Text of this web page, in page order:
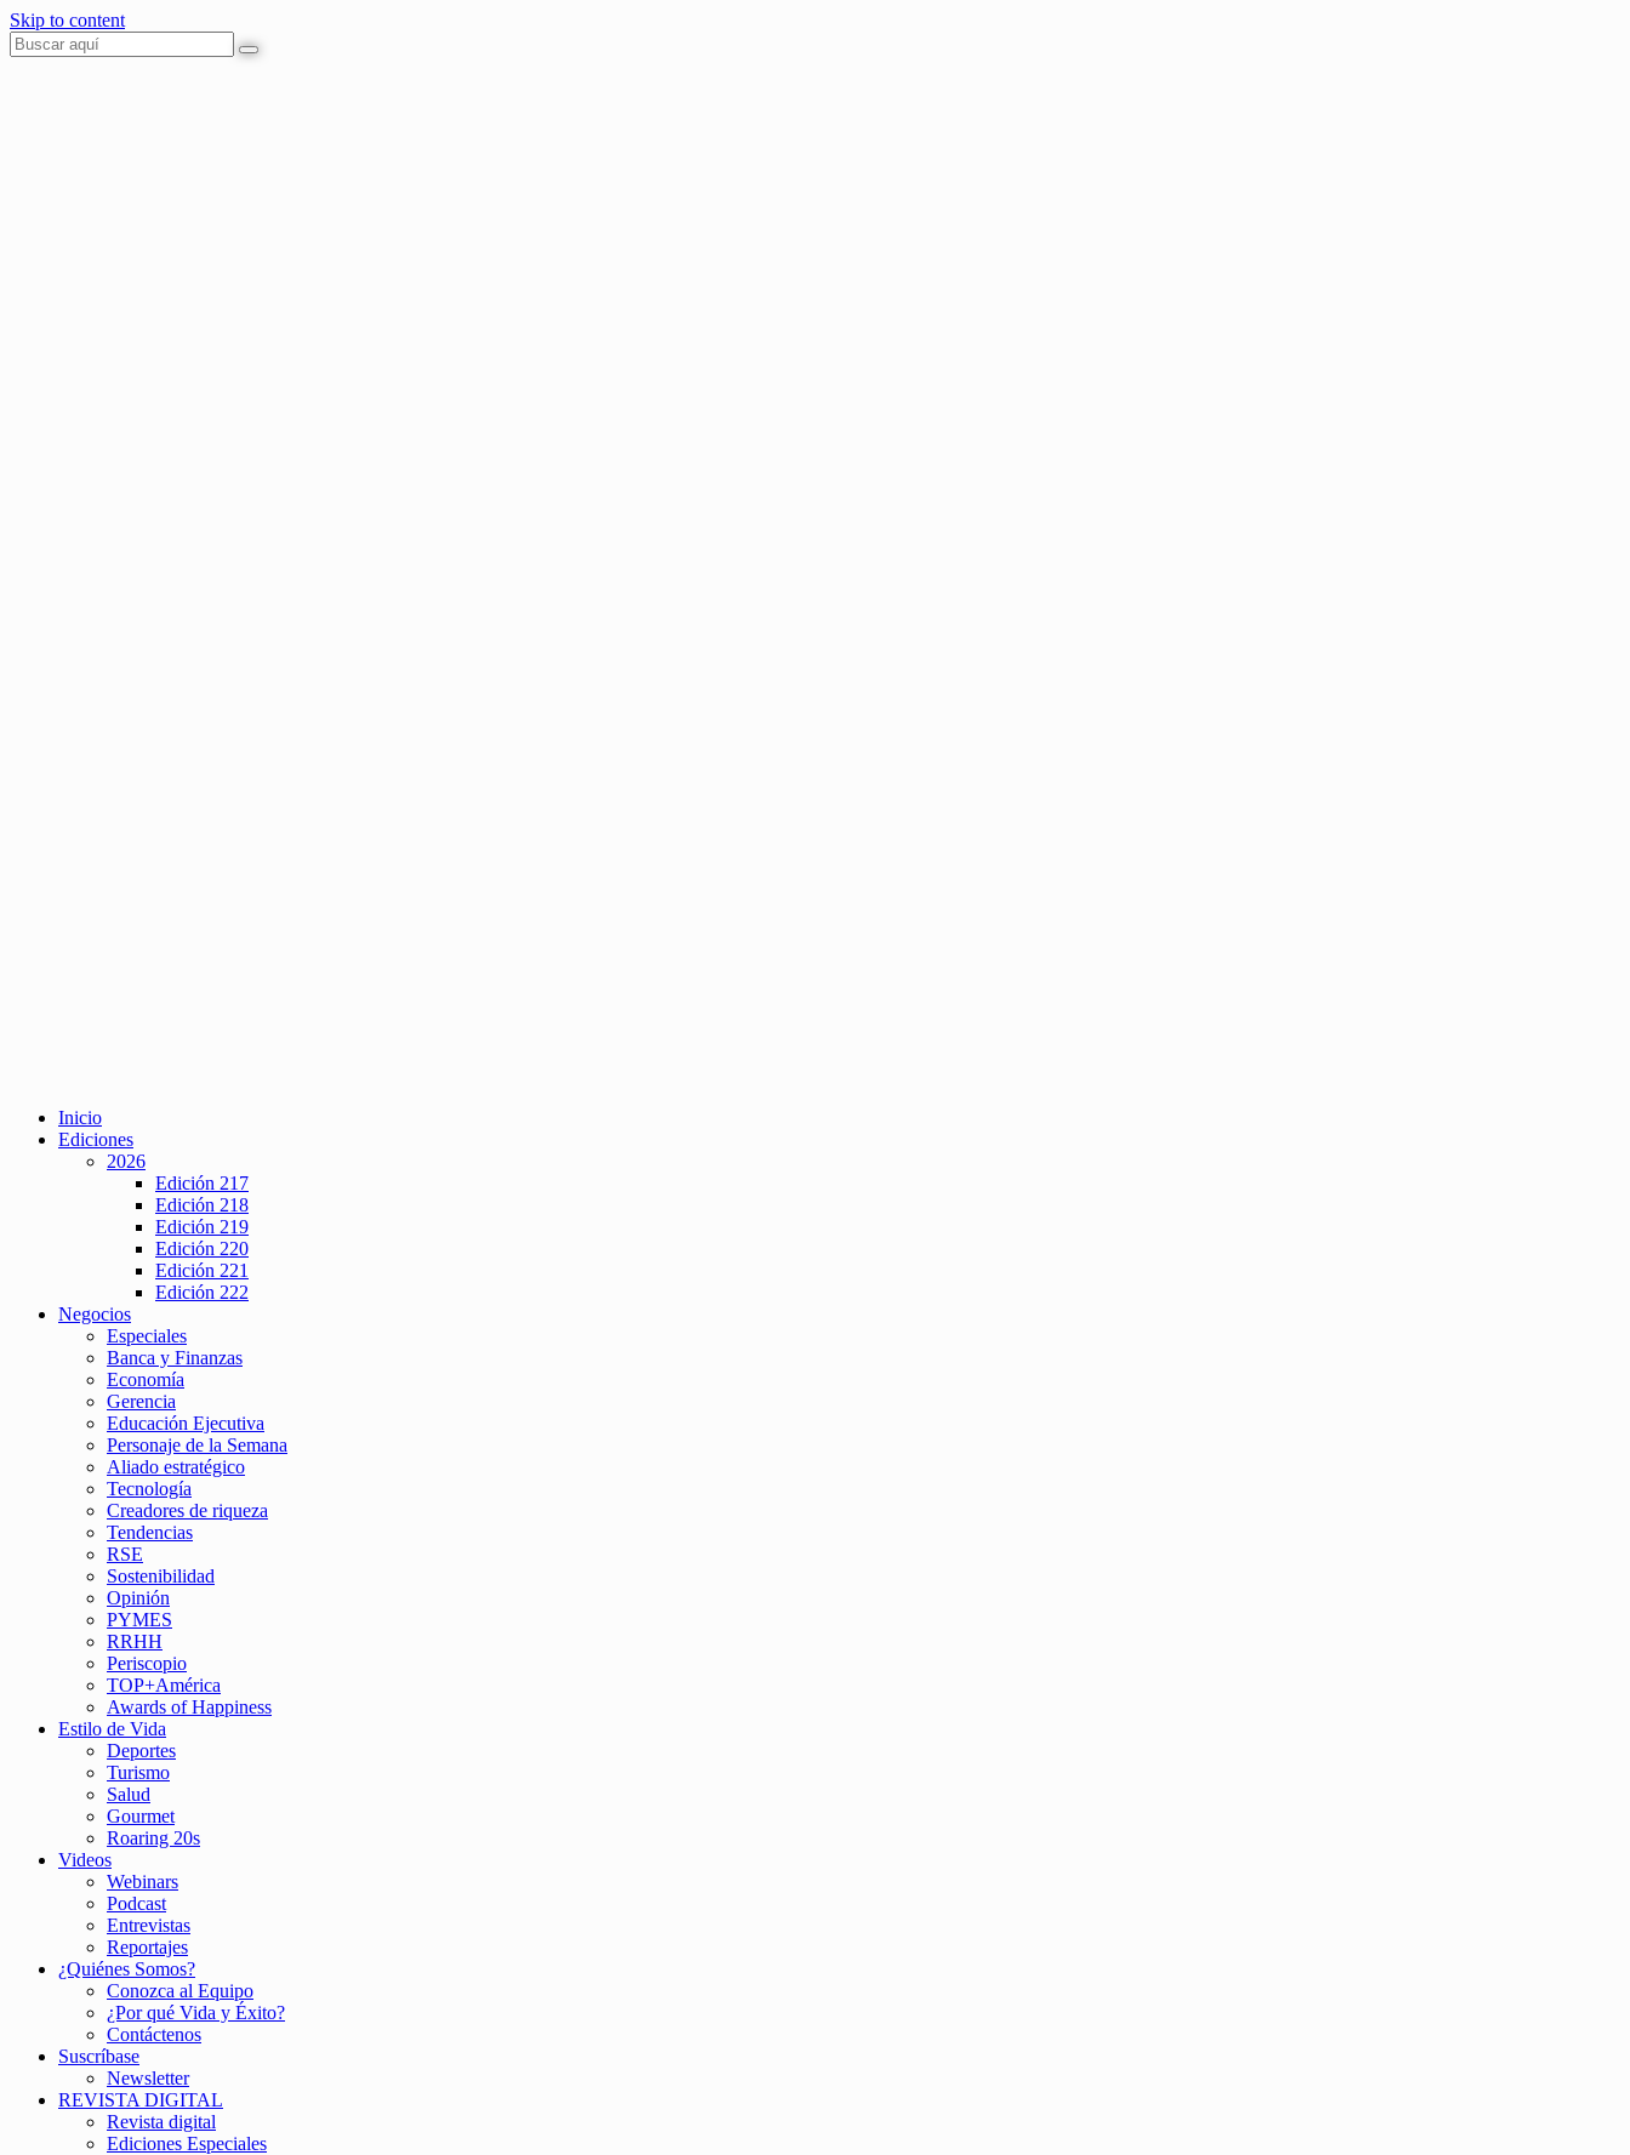
Skip to content
Inicio
Ediciones
2026
Edición 217
Edición 218
Edición 219
Edición 220
Edición 221
Edición 222
Negocios
Especiales
Banca y Finanzas
Economía
Gerencia
Educación Ejecutiva
Personaje de la Semana
Aliado estratégico
Tecnología
Creadores de riqueza
Tendencias
RSE
Sostenibilidad
Opinión
PYMES
RRHH
Periscopio
TOP+América
Awards of Happiness
Estilo de Vida
Deportes
Turismo
Salud
Gourmet
Roaring 20s
Videos
Webinars
Podcast
Entrevistas
Reportajes
¿Quiénes Somos?
Conozca al Equipo
¿Por qué Vida y Éxito?
Contáctenos
Suscríbase
Newsletter
REVISTA DIGITAL
Revista digital
Ediciones Especiales